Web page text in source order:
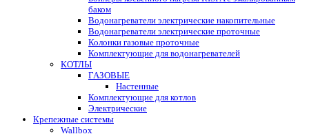
баком
Водонагреватели электрические накопительные
Водонагреватели электрические проточные
Колонки газовые проточные
Комплектующие для водонагревателей
КОТЛЫ
ГАЗОВЫЕ
Настенные
Комплектующие для котлов
Электрические
Крепежные системы
Wallbox